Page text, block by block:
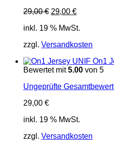
29,00€ Ursprünglicher
war:
29,00 €Aktueller
ist:
inkl. 19 % MwSt.
zzgl. Versandkosten
On1
Bewertet mit5.00 von 5
Ungeprüfte
29,00 €
inkl. 19 % MwSt.
zzgl. Versandkosten